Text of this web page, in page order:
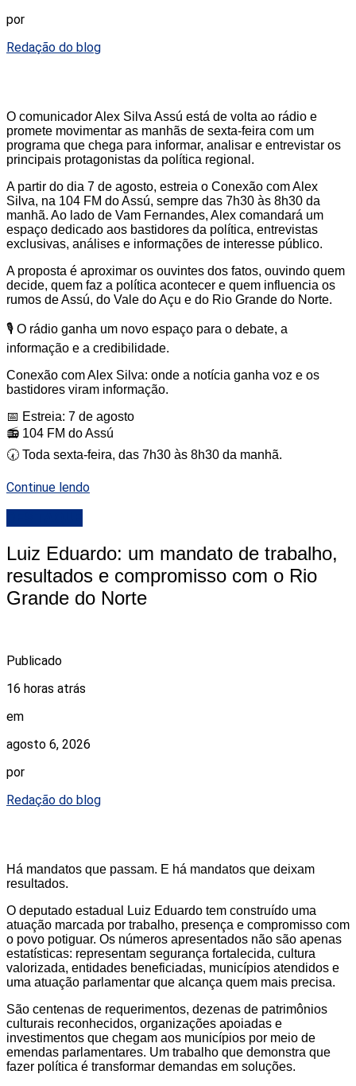
por
Redação do blog
O comunicador Alex Silva Assú está de volta ao rádio e
promete movimentar as manhãs de sexta-feira com um
programa que chega para informar, analisar e entrevistar os
principais protagonistas da política regional.
A partir do dia 7 de agosto, estreia o Conexão com Alex
Silva, na 104 FM do Assú, sempre das 7h30 às 8h30 da
manhã. Ao lado de Vam Fernandes, Alex comandará um
espaço dedicado aos bastidores da política, entrevistas
exclusivas, análises e informações de interesse público.
A proposta é aproximar os ouvintes dos fatos, ouvindo quem
decide, quem faz a política acontecer e quem influencia os
rumos de Assú, do Vale do Açu e do Rio Grande do Norte.
🎙️ O rádio ganha um novo espaço para o debate, a
informação e a credibilidade.
Conexão com Alex Silva: onde a notícia ganha voz e os
bastidores viram informação.
📅 Estreia: 7 de agosto
📻 104 FM do Assú
🕢 Toda sexta-feira, das 7h30 às 8h30 da manhã.
Continue lendo
Luiz Eduardo: um mandato de trabalho,
resultados e compromisso com o Rio
Grande do Norte
Publicado
16 horas atrás
em
agosto 6, 2026
por
Redação do blog
Há mandatos que passam. E há mandatos que deixam
resultados.
O deputado estadual Luiz Eduardo tem construído uma
atuação marcada por trabalho, presença e compromisso com
o povo potiguar. Os números apresentados não são apenas
estatísticas: representam segurança fortalecida, cultura
valorizada, entidades beneficiadas, municípios atendidos e
uma atuação parlamentar que alcança quem mais precisa.
São centenas de requerimentos, dezenas de patrimônios
culturais reconhecidos, organizações apoiadas e
investimentos que chegam aos municípios por meio de
emendas parlamentares. Um trabalho que demonstra que
fazer política é transformar demandas em soluções.